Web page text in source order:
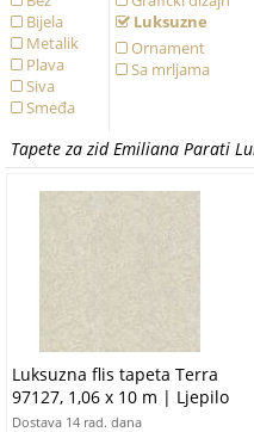
Bijela
Metalik
Plava
Siva
Smeđa
Luksuzne
Ornament
Sa mrljama
Tapete za zid Emiliana Parati
Luksuzna flis tapeta Terra
97127, 1,06 x 10 m | Ljepilo
besplatno
Dostava 14 rad. dana